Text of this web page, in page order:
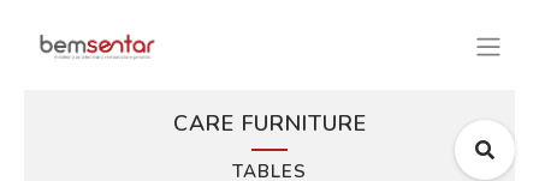
CARE FURNITURE
TABLES